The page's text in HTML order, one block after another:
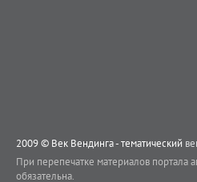
2009 © Век Вендинга - тематический
При перепечатке материалов портала
обязательна.